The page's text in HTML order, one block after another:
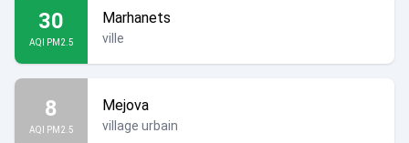
30
AQI PM2.5
Marhanets
ville
8
AQI PM2.5
Mejova
village urbain